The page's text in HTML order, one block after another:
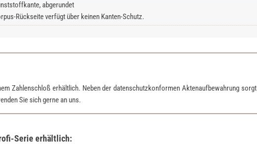
abgerundet
Rückseite verfügt über keinen Kanten-Schutz.
Zahlenschloß erhältlich. Neben der datenschutzkonformen Aktenaufbewahrung sorgt
Sie sich gerne an uns.
Serie erhältlich: